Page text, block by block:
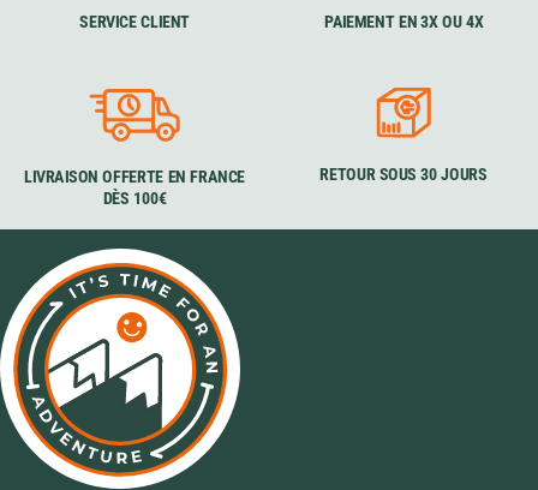
SERVICE CLIENT PAIEMENT EN 3X OU 4X
LIVRAISON OFFERTE EN FRANCE
DÈS 100€
RETOUR SOUS 30 JOURS